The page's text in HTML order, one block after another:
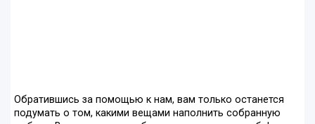
Обратившись за помощью к нам, вам только останется
подумать о том, какими вещами наполнить собранную